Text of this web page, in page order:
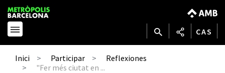
CAS
Inici Participar
Reflexiones
"Fer més ciutat en ...